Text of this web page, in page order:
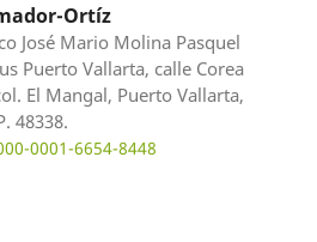
Ortíz
José Mario Molina Pasquel
Puerto Vallarta, calle Corea
El Mangal, Puerto Vallarta,
48338.
0001-6654-8448